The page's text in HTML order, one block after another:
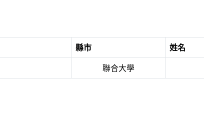
縣市 姓名
聯合大學